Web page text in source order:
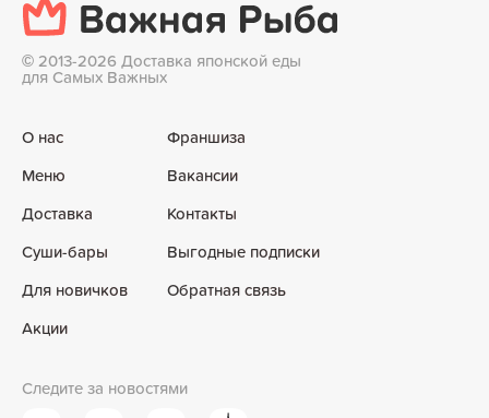
© 2013-2026 Доставка японской еды
для Самых Важных
О нас
Меню
Доставка
Суши-бары
Для новичков
Акции
Франшиза
Вакансии
Контакты
Выгодные подписки
Обратная связь
Следите за новостями